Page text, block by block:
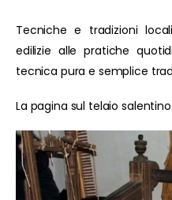
Tecniche e tradizioni
edilizie alle pratiche
tecnica pura e semplice
La pagina sul telaio salentino.